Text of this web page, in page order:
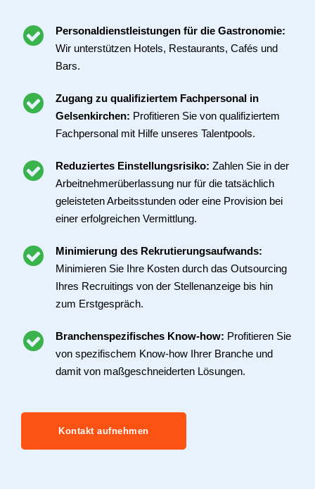
Personaldienstleistungen für die Gastronomie:
Wir unterstützen Hotels, Restaurants, Cafés und
Bars.
Zugang zu qualifiziertem Fachpersonal in
Gelsenkirchen: Profitieren Sie von qualifiziertem
Fachpersonal mit Hilfe unseres Talentpools.
Reduziertes Einstellungsrisiko: Zahlen Sie in der
Arbeitnehmerüberlassung nur für die tatsächlich
geleisteten Arbeitsstunden oder eine Provision bei
einer erfolgreichen Vermittlung.
Minimierung des Rekrutierungsaufwands:
Minimieren Sie Ihre Kosten durch das Outsourcing
Ihres Recruitings von der Stellenanzeige bis hin
zum Erstgespräch.
Branchenspezifisches Know-how: Profitieren Sie
von spezifischem Know-how Ihrer Branche und
damit von maßgeschneiderten Lösungen.
Kontakt aufnehmen